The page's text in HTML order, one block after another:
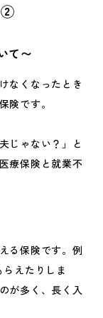
②
て〜
なくなったとき
険です。
じゃない？」と
療保険と就業不
る保険です。例
えたりしま
が多く、長く入